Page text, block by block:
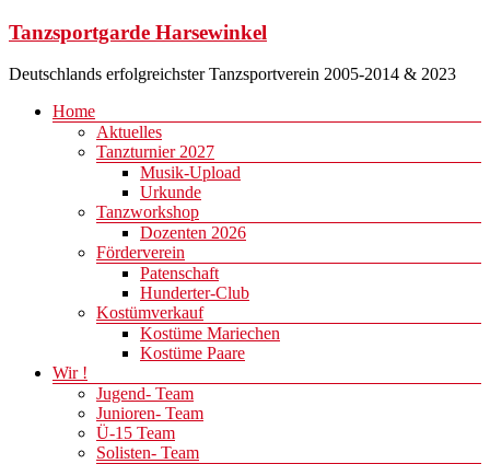
Zum
springen
Tanzsportgarde Harsewinkel
Deutschlands erfolgreichster Tanzsportverein 2005-2014 & 2023
Menü
Home
Aktuelles
Tanzturnier 2027
Musik-Upload
Urkunde
Tanzworkshop
Dozenten 2026
Förderverein
Patenschaft
Hunderter-Club
Kostümverkauf
Kostüme Mariechen
Kostüme Paare
Wir !
Jugend- Team
Junioren- Team
Ü-15 Team
Solisten- Team